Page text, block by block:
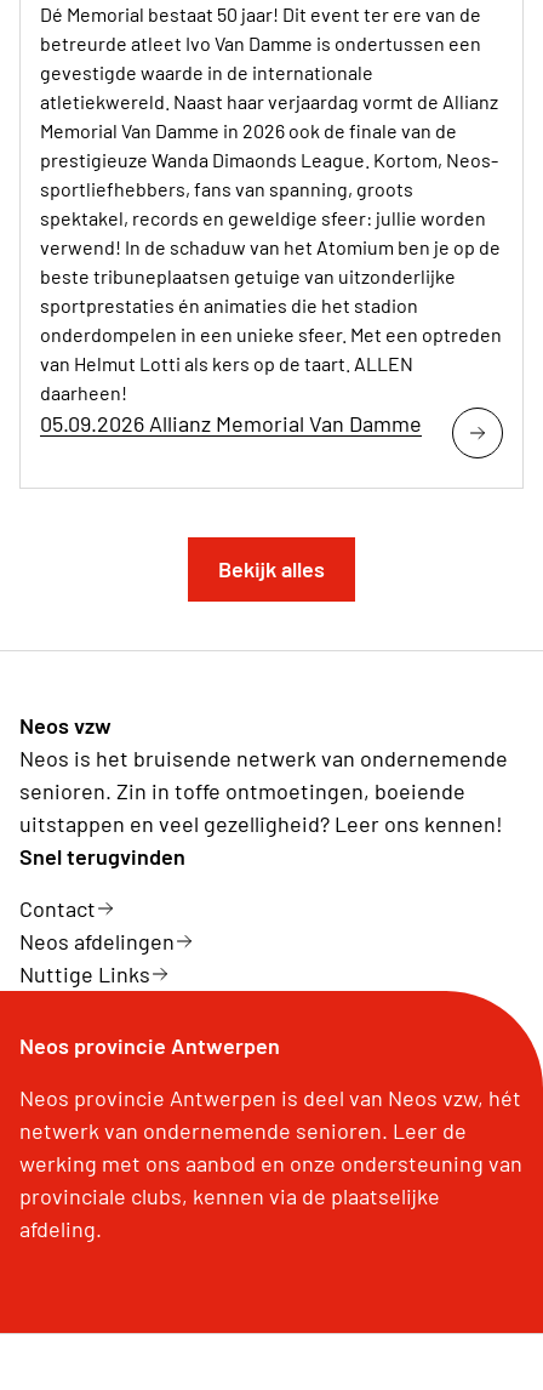
Dé Memorial bestaat 50 jaar! Dit event ter ere van de
betreurde atleet Ivo Van Damme is ondertussen een
gevestigde waarde in de internationale
atletiekwereld. Naast haar verjaardag vormt de Allianz
Memorial Van Damme in 2026 ook de finale van de
prestigieuze Wanda Dimaonds League. Kortom, Neos-
sportliefhebbers, fans van spanning, groots
spektakel, records en geweldige sfeer: jullie worden
verwend! In de schaduw van het Atomium ben je op de
beste tribuneplaatsen getuige van uitzonderlijke
sportprestaties én animaties die het stadion
onderdompelen in een unieke sfeer. Met een optreden
van Helmut Lotti als kers op de taart. ALLEN
daarheen!
05.09.2026 Allianz Memorial Van Damme
Bekijk alles
Neos vzw
Neos is het bruisende netwerk van ondernemende
senioren. Zin in toffe ontmoetingen, boeiende
uitstappen en veel gezelligheid? Leer ons kennen!
Snel terugvinden
Contact
Neos afdelingen
Nuttige Links
Neos provincie Antwerpen
Neos provincie Antwerpen is deel van Neos vzw, hét
netwerk van ondernemende senioren. Leer de
werking met ons aanbod en onze ondersteuning van
provinciale clubs, kennen via de plaatselijke
afdeling.